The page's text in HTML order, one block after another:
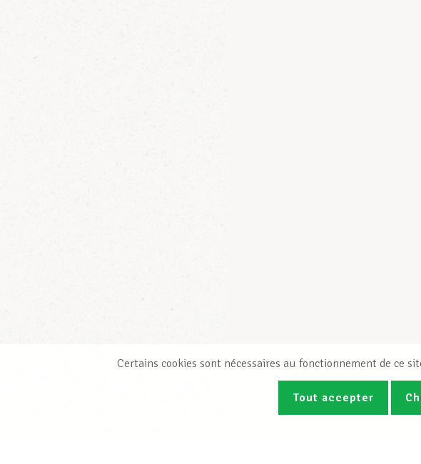
Certains cookies sont nécessaires au fonctionnement de ce
Tout accepter